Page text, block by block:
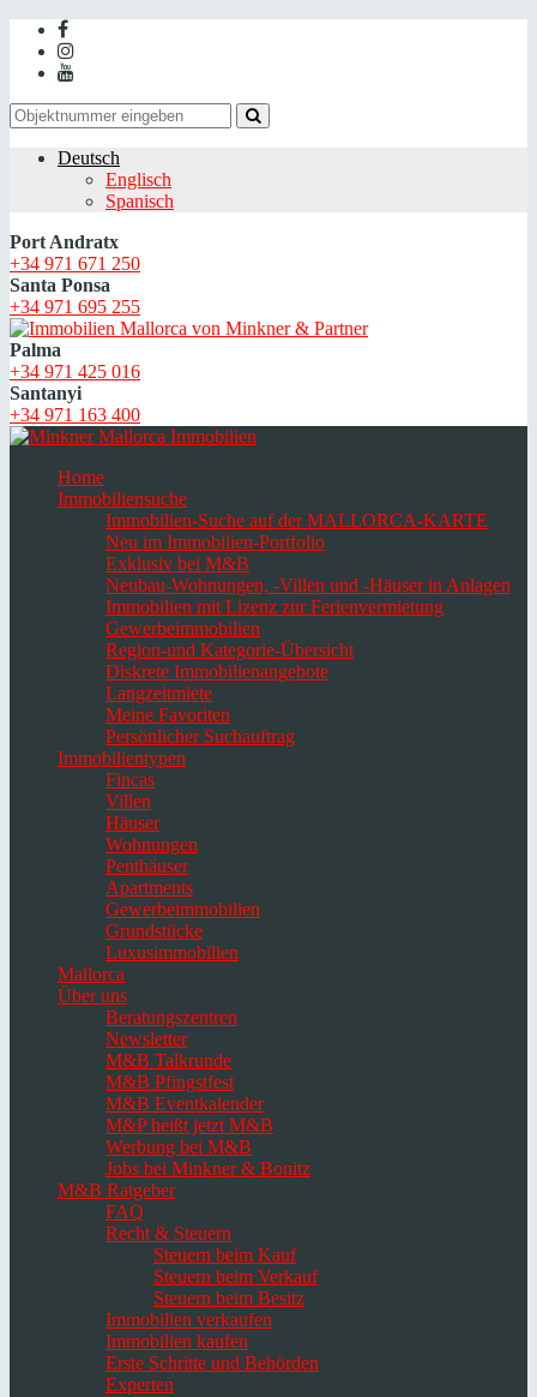
Deutsch
Englisch
Spanisch
Port Andratx
+34 971 671 250
Santa Ponsa
+34 971 695 255
Palma
+34 971 425 016
Santanyi
+34 971 163 400
Home
Immobiliensuche
Immobilien-Suche auf der MALLORCA-KARTE
Neu im Immobilien-Portfolio
Exklusiv bei M&B
Neubau-Wohnungen, -Villen und -Häuser in Anlagen
Immobilien mit Lizenz zur Ferienvermietung
Gewerbeimmobilien
Region-und Kategorie-Übersicht
Diskrete Immobilienangebote
Langzeitmiete
Meine Favoriten
Persönlicher Suchauftrag
Immobilientypen
Fincas
Villen
Häuser
Wohnungen
Penthäuser
Apartments
Gewerbeimmobilien
Grundstücke
Luxusimmobilien
Mallorca
Über uns
Beratungszentren
Newsletter
M&B Talkrunde
M&B Pfingstfest
M&B Eventkalender
M&P heißt jetzt M&B
Werbung bei M&B
Jobs bei Minkner & Bonitz
M&B Ratgeber
FAQ
Recht & Steuern
Steuern beim Kauf
Steuern beim Verkauf
Steuern beim Besitz
Immobilien verkaufen
Immobilien kaufen
Erste Schritte und Behörden
Experten